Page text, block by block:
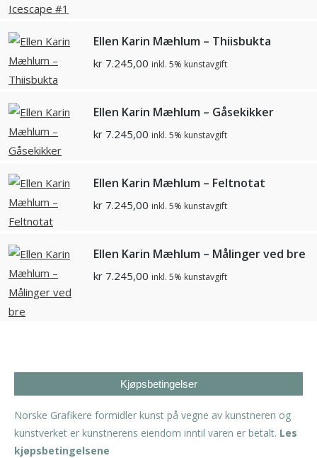
Ellen Karin Mæhlum – Thiisbukta
kr 7.245,00 inkl. 5% kunstavgift
Ellen Karin Mæhlum – Gåsekikker
kr 7.245,00 inkl. 5% kunstavgift
Ellen Karin Mæhlum – Feltnotat
kr 7.245,00 inkl. 5% kunstavgift
Ellen Karin Mæhlum – Målinger ved bre
kr 7.245,00 inkl. 5% kunstavgift
Kjøpsbetingelser
Norske Grafikere formidler kunst på vegne av kunstneren og
kunstverket er kunstnerens eiendom inntil varen er betalt. Les
kjøpsbetingelsene